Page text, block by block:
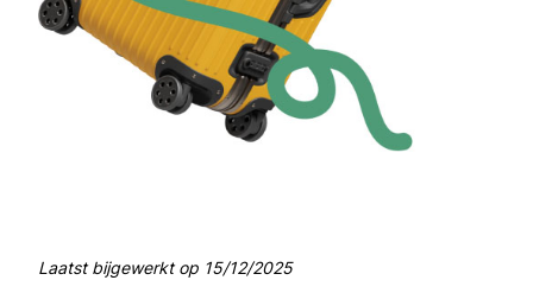
Laatst bijgewerkt op 15/12/2025